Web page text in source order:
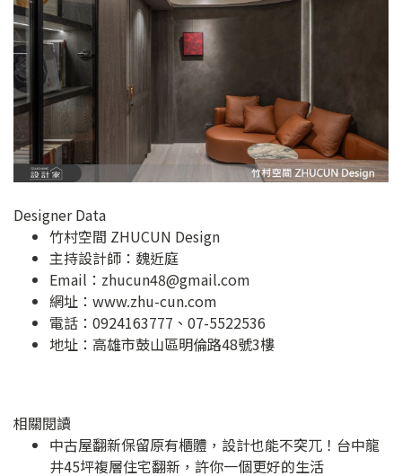
Designer Data
竹村空間 ZHUCUN Design
主持設計師：魏近庭
Email： zhucun48@gmail.com
網址： www.zhu-cun.com
電話：0924163777、07-5522536
地址： 高雄市鼓山區明倫路48號3樓
相關閱讀
中古屋翻新保留原有櫃體，設計也能不突兀！台中龍
井45坪複層住宅翻新，許你一個更好的生活